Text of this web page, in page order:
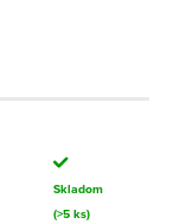
Skladom
(>5 ks)